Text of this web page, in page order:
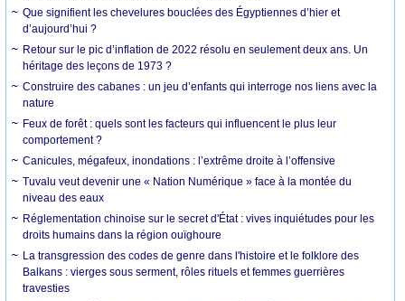
Que signifient les chevelures bouclées des Égyptiennes d’hier et
d’aujourd’hui ?
Retour sur le pic d’inflation de 2022 résolu en seulement deux ans. Un
héritage des leçons de 1973 ?
Construire des cabanes : un jeu d’enfants qui interroge nos liens avec la
nature
Feux de forêt : quels sont les facteurs qui influencent le plus leur
comportement ?
Canicules, mégafeux, inondations : l’extrême droite à l’offensive
Tuvalu veut devenir une « Nation Numérique » face à la montée du
niveau des eaux
Réglementation chinoise sur le secret d'État : vives inquiétudes pour les
droits humains dans la région ouïghoure
La transgression des codes de genre dans l'histoire et le folklore des
Balkans : vierges sous serment, rôles rituels et femmes guerrières
travesties